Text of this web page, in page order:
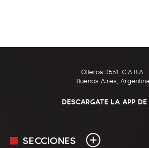
Olleros 3551, C.A.B.A.
Buenos Aires, Argentina
DESCARGATE LA APP
SECCIONES